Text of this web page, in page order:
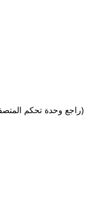
(راجع وحدة تحكم